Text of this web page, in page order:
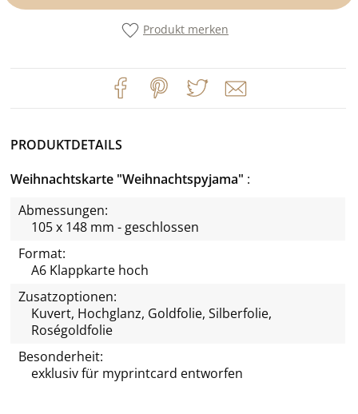
Produkt merken
PRODUKTDETAILS
Weihnachtskarte "Weihnachtspyjama"
Abmessungen:
105 x 148 mm - geschlossen
Format:
A6 Klappkarte hoch
Zusatzoptionen:
Kuvert, Hochglanz, Goldfolie, Silberfolie,
Roségoldfolie
Besonderheit:
exklusiv für myprintcard entworfen